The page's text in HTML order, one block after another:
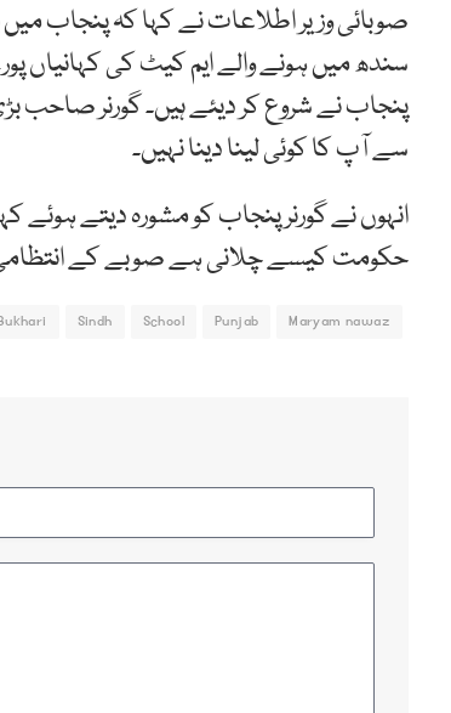
صوبائی وزیر اطلاعات نے کہا کہ پنجاب
سندھ میں ہونے والے ایم کیٹ کی کہانیاں
پنجاب نے شروع کر دیئے ہیں۔ گورنر صاحب
سے آپ کا کوئی لینا دینا نہیں۔
انہوں نے گورنر پنجاب کو مشورہ دیتے
حکومت کیسے چلانی ہے صوبے کے انتظامی
Maryam nawaz
Punjab
School
Sindh